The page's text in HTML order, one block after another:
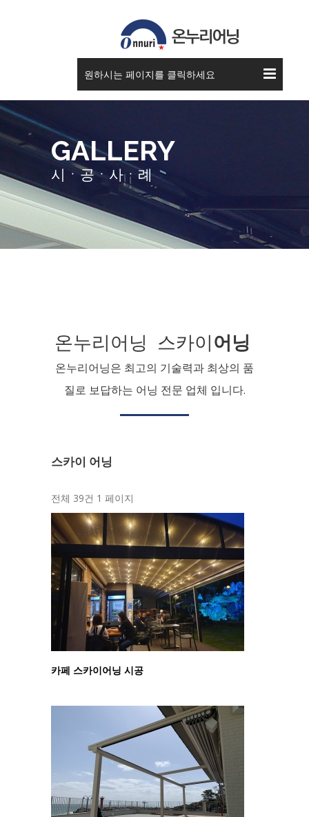
원하시는 페이지를 클릭하세요
GALLERY
시ㆍ공ㆍ사ㆍ례
온누리어닝 스카이어닝
온누리어닝은 최고의 기술력과 최상의 품
질로 보답하는 어닝 전문 업체 입니다.
스카이 어닝
전체 39건 1 페이지
카페 스카이어닝 시공